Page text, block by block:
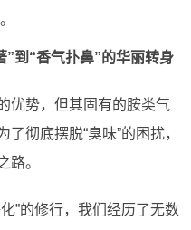
到“香气扑鼻”的华丽转身
优势，但其固有的胺类气
彻底摆脱“臭味”的困扰，
路。
”的修行，我们经历了无数